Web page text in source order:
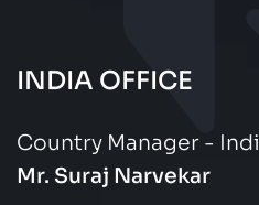
INDIA OFFICE
Country Manager -
Mr. Suraj Narvekar